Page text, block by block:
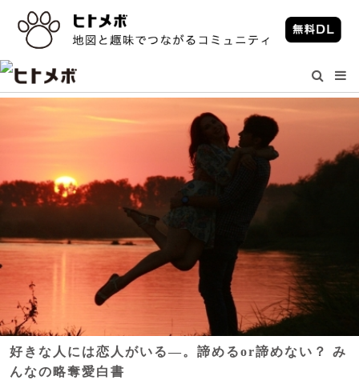
好きな人には恋人がいる―。諦めるor諦めない？ み
んなの略奪愛白書